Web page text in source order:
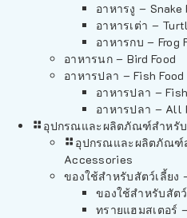
อาหารงู – Snake
อาหารเต่า –
อาหารกบ – Frog
อาหารนก – Bird Food
อาหารปลา – Fish Food
อาหารปลา –
อาหารปลา – All
อุปกรณและผลิตภัณฑ์สำหรับ
อุปกรณและผลิตภัณฑ์
Accessories
ของใช้สำหรับสัตว์เลี้ยง
ของใช้สำหรับสัต
ทรายแฮมสเตอร์